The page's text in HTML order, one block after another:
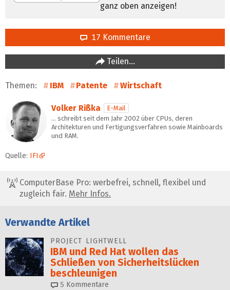
ganz oben anzeigen!
17 Kommentare
Teilen…
Themen: IBM Patente Wirtschaft
Volker Rißka
E-Mail
… schreibt seit dem Jahr 2002 über CPUs, deren
Architekturen und Fertigungsverfahren sowie Mainboards
und RAM.
Quelle: IFI
ComputerBase Pro: werbefrei, schnell, flexibel und
zugleich fair. Mehr Infos.
Verwandte Artikel
PROJECT LIGHTWELL
IBM und Red Hat wollen das
Schließen von Sicherheitslücken
beschleunigen
5 Kommentare